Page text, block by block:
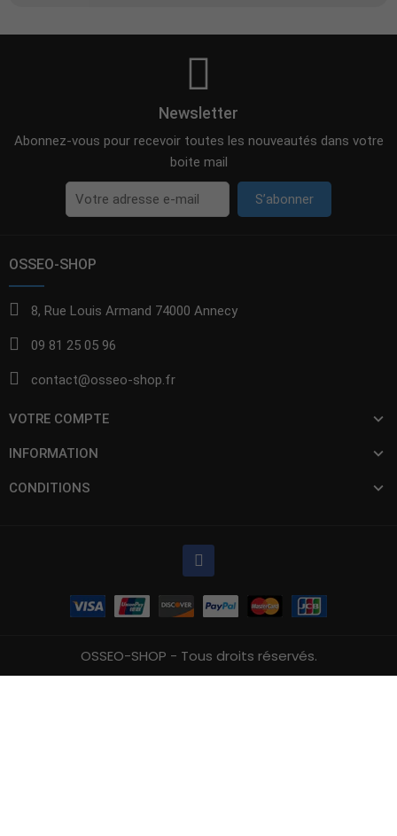
Newsletter
Abonnez-vous pour recevoir toutes les nouveautés dans votre
boite mail
S’abonner
OSSEO-SHOP
8, Rue Louis Armand 74000 Annecy
09 81 25 05 96
contact@osseo-shop.fr
VOTRE COMPTE
INFORMATION
CONDITIONS
OSSEO-SHOP - Tous droits réservés.